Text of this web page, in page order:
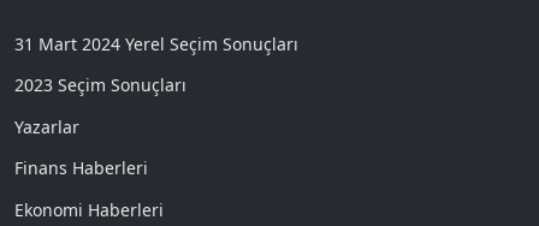
31 Mart 2024 Yerel Seçim Sonuçları
2023 Seçim Sonuçları
Yazarlar
Finans Haberleri
Ekonomi Haberleri